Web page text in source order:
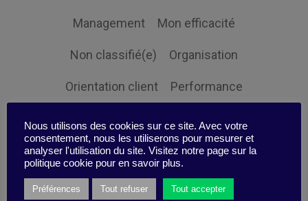
Management Mon efficacité
Non classifié(e) Organisation
Orientation client Performance
Prospective Responsabilité sociale
Ressources humaines Stratégie
Expertise
Nous utilisons des cookies sur ce site. Avec votre
consentement, nous les utiliserons pour mesurer et
analyser l'utilisation du site. Visitez notre page sur la
politique cookie pour en savoir plus.
Préférences Tout refuser Tout accepter